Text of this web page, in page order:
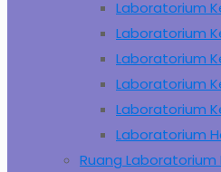
Laboratorium
Laboratorium
Laboratorium
Laboratorium
Laboratorium
Laboratorium
Ruang